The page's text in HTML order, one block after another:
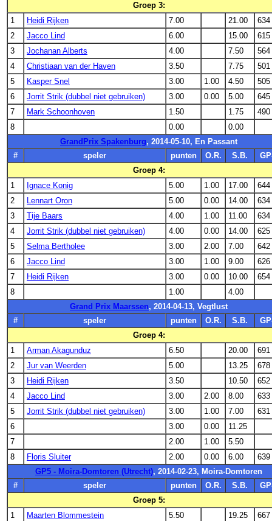
Groep 3:
1
Heidi Rijken 7.00 21.00
634
2
Jacco Lind 6.00 15.00
615
3
Jochanan Alberts 4.00 7.50
564
4
Christiaan van der Haven 3.50 7.75
501
5
Kasper Snel 3.00 1.00 4.50
505
6
Jorrit Strik (dubbel niet gebruiken) 3.00 0.00 5.00
645
7
Mark Schoonhoven 1.50 1.75
490
8
0.00
0.00
GrandPrix Spakenburg, 2014-05-10, En Passant
#
speler punten O.R. S.B.
Groep 4:
1
Ignace Konig 5.00 1.00 17.00
644
2
Lennart Oron 5.00 0.00 14.00
634
3
Tije Baars 4.00 1.00 11.00
634
4
Jorrit Strik (dubbel niet gebruiken) 4.00 0.00 14.00
625
5
Selma Bertholee 3.00 2.00 7.00
642
6
Jacco Lind 3.00 1.00 9.00
626
7
Heidi Rijken 3.00 0.00 10.00
654
8
1.00
4.00
Grand Prix Maarssen, 2014-04-13, Vegtlust
#
speler punten O.R. S.B.
Groep 4:
1
Arman Akagunduz 6.50 20.00
691
2
Jur van Weerden 5.00 13.25
678
3
Heidi Rijken 3.50 10.50
652
4
Jacco Lind 3.00 2.00 8.00
633
5
Jorrit Strik (dubbel niet gebruiken) 3.00 1.00 7.00
631
6
3.00 0.00
11.25
7
2.00 1.00
5.50
8
Floris Sluiter 2.00 0.00 6.00
639
GP5 - Moira-Domtoren (Utrecht), 2014-02-23, Moira-Domtoren
#
speler punten O.R. S.B.
Groep 5:
1
Maarten Blommestein 5.50 19.25 667